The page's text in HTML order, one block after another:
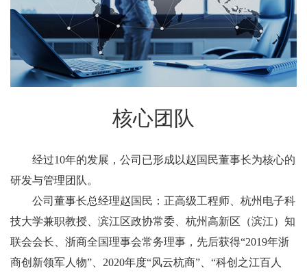
核心团队
经过10年的发展，公司已形成以赵国民董事长为核心的
研发与管理团队。
公司董事长总经理赵国民：正高级工程师、杭州电子科
技大学兼职教授、滨江区政协常委、杭州高新区（滨江）知
联会会长、浙商全国理事会常务理事，先后获得“2019年浙
商创新领军人物”、2020年度“风云杭商”、“科创之江百人